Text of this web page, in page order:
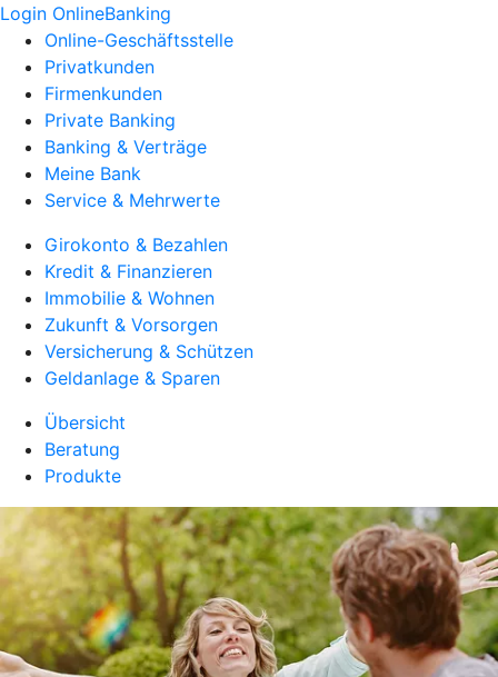
Login OnlineBanking
Online-Geschäftsstelle
Privatkunden
Firmenkunden
Private Banking
Banking & Verträge
Meine Bank
Service & Mehrwerte
Girokonto & Bezahlen
Kredit & Finanzieren
Immobilie & Wohnen
Zukunft & Vorsorgen
Versicherung & Schützen
Geldanlage & Sparen
Übersicht
Beratung
Produkte